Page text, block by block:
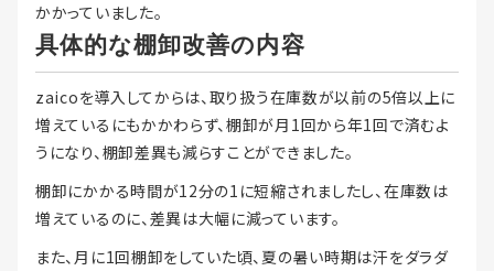
かかっていました。
具体的な棚卸改善の内容
zaicoを導入してからは、取り扱う在庫数が以前の5倍以上に
増えているにもかかわらず、棚卸が月1回から年1回で済むよ
うになり、棚卸差異も減らすことができました。
棚卸にかかる時間が12分の1に短縮されましたし、在庫数は
増えているのに、差異は大幅に減っています。
また、月に1回棚卸をしていた頃、夏の暑い時期は汗をダラダ